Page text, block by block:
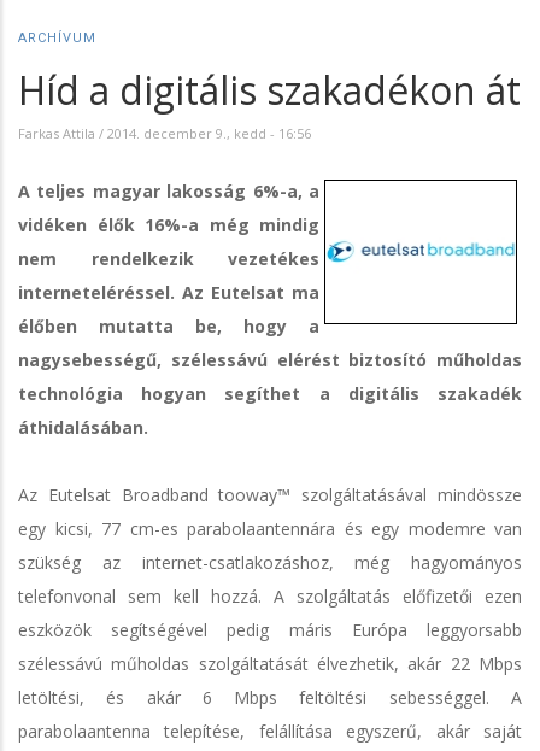
ARCHÍVUM
Híd a digitális szakadékon át
Farkas Attila / 2014. december 9., kedd - 16:56
A teljes magyar lakosság 6%-a, a
vidéken élők 16%-a még mindig
nem rendelkezik vezetékes
interneteléréssel. Az Eutelsat ma
élőben mutatta be, hogy a
nagysebességű, szélessávú elérést biztosító műholdas
technológia hogyan segíthet a digitális szakadék
áthidalásában.
Az Eutelsat Broadband tooway™ szolgáltatásával mindössze
egy kicsi, 77 cm-es parabolaantennára és egy modemre van
szükség az internet-csatlakozáshoz, még hagyományos
telefonvonal sem kell hozzá. A szolgáltatás előfizetői ezen
eszközök segítségével pedig máris Európa leggyorsabb
szélessávú műholdas szolgáltatását élvezhetik, akár 22 Mbps
letöltési, és akár 6 Mbps feltöltési sebességgel. A
parabolaantenna telepítése, felállítása egyszerű, akár saját